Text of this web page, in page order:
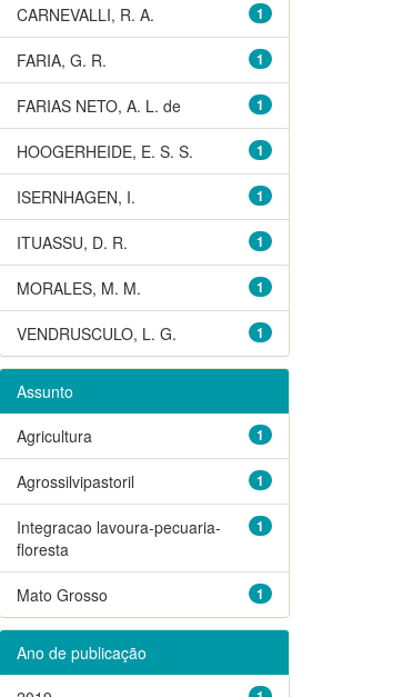
1
CARNEVALLI, R. A.
1
FARIA, G. R.
1
FARIAS NETO, A. L. de
1
HOOGERHEIDE, E. S. S.
1
ISERNHAGEN, I.
1
ITUASSU, D. R.
1
MORALES, M. M.
1
VENDRUSCULO, L. G.
Assunto
1
Agricultura
1
Agrossilvipastoril
1
Integracao lavoura-pecuaria-
floresta
1
Mato Grosso
Ano de publicação